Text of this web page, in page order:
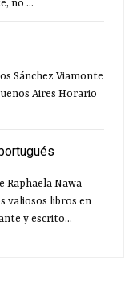
no ...
Sánchez Viamonte
Aires Horario
Raphaela Nawa
valiosos libros en
y escrito...